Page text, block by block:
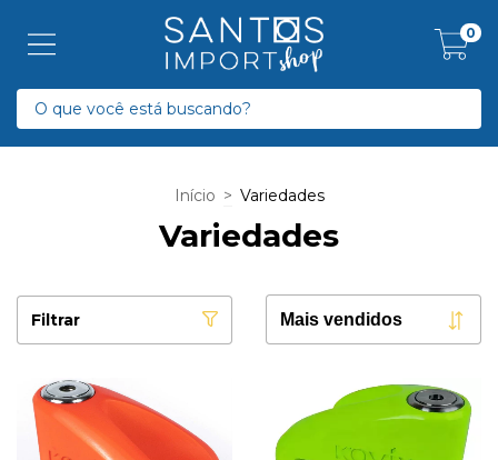
0
Início > Variedades
Variedades
Filtrar